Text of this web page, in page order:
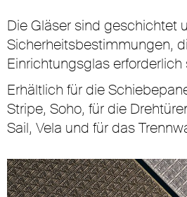
Die Gläser sind geschichtet
Sicherheitsbestimmungen,
Einrichtungsglas erforderlich
Erhältlich für die
Stripe, Soho, für die
Sail, Vela und für das